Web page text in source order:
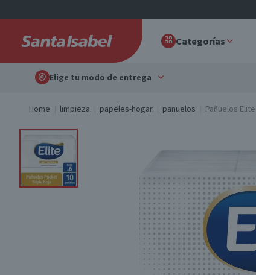
Categorías
Elige tu modo de entrega
Home limpieza papeles-hogar panuelos Pañuelos